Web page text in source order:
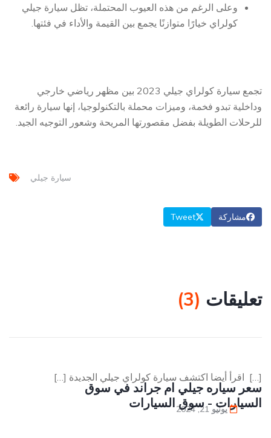
وعلى الرغم من هذه العيوب المحتملة، تظل سيارة جيلي
كولراي خيارًا متوازنًا يجمع بين القيمة والأداء في فئتها.
تجمع سيارة كولراي جيلي 2023 بين مظهر رياضي خارجي
وداخلية تبدو فخمة، وميزات محملة بالتكنولوجيا، إنها سيارة رائعة
للرحلات الطويلة بفضل مقصورتها المريحة وشعور التوجيه الجيد.
سيارة جيلي
مشاركة Tweet
تعليقات (
3
)
سعر سياره جيلي ام جراند في سوق
السيارات - سوق السيارات
[…] اقرأ أيضا اكتشف سيارة كولراي جيلي الجديدة […]
يونيو 21, 2024